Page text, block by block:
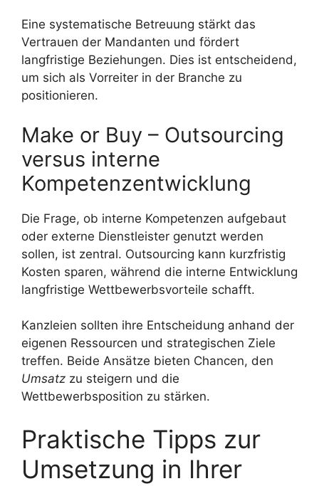
Eine systematische Betreuung stärkt das
Vertrauen der Mandanten und fördert
langfristige Beziehungen. Dies ist entscheidend,
um sich als Vorreiter in der Branche zu
positionieren.
Make or Buy – Outsourcing
versus interne
Kompetenzentwicklung
Die Frage, ob interne Kompetenzen aufgebaut
oder externe Dienstleister genutzt werden
sollen, ist zentral. Outsourcing kann kurzfristig
Kosten sparen, während die interne Entwicklung
langfristige Wettbewerbsvorteile schafft.
Kanzleien sollten ihre Entscheidung anhand der
eigenen Ressourcen und strategischen Ziele
treffen. Beide Ansätze bieten Chancen, den
Umsatz zu steigern und die
Wettbewerbsposition zu stärken.
Praktische Tipps zur
Umsetzung in Ihrer